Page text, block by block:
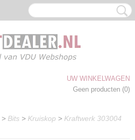
UW WINKELWAGEN
Geen producten (0)
> Bits > Kruiskop > Kraftwerk 303004